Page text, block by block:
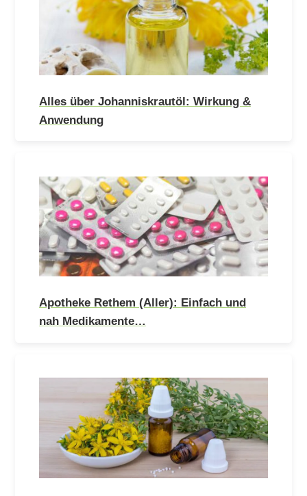
Alles über Johanniskrautöl: Wirkung &
Anwendung
Apotheke Rethem (Aller): Einfach und
nah Medikamente…